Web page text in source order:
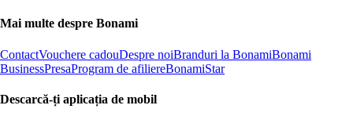
Mai multe despre Bonami
ContactVouchere cadouDespre noiBranduri la BonamiBonami
BusinessPresaProgram de afiliereBonamiStar
Descarcă-ți aplicația de mobil